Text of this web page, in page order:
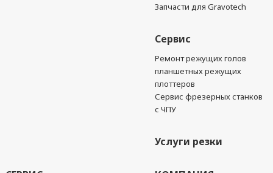
Запчасти для Gravotech
Сервис
Ремонт режущих голов
планшетных режущих
плоттеров
Сервис фрезерных станков
с ЧПУ
Услуги резки